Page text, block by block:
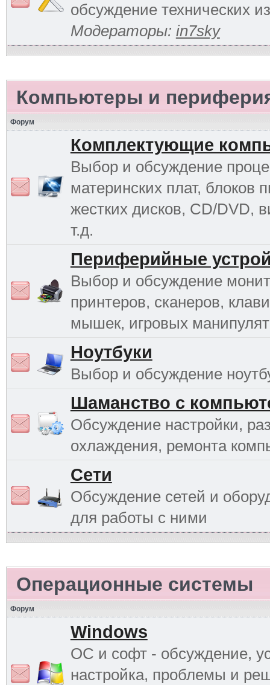
обсуждение технических
Модераторы: in7sky
Компьютеры и
Форум
Комплектующие
Выбор и обсуждение
материнских плат, блоков
жестких дисков, CD/DVD,
т.д.
Периферийные
Выбор и обсуждение
принтеров, сканеров,
мышек, игровых
Ноутбуки
Выбор и обсуждение
Шаманство с
Обсуждение настройки,
охлаждения, ремонта
Сети
Обсуждение сетей и
для работы с ними
Операционные системы
Форум
Windows
ОС и софт - обсуждение,
настройка, проблемы и